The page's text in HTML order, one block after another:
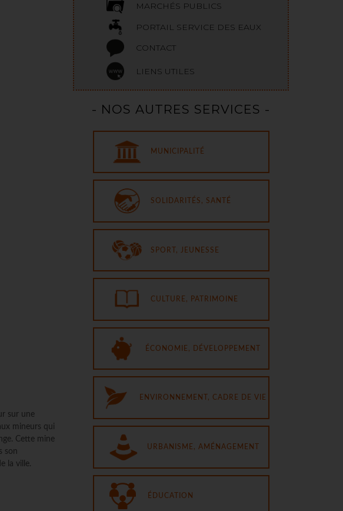
sur une
mineurs qui
Cette mine
son
la ville.
MARCHÉS PUBLICS
PORTAIL SERVICE DES EAUX
CONTACT
LIENS UTILES
- NOS AUTRES SERVICES -
MUNICIPALITÉ
SOLIDARITÉS, SANTÉ
SPORT, JEUNESSE
CULTURE, PATRIMOINE
ÉCONOMIE, DÉVELOPPEMENT
ENVIRONNEMENT, CADRE DE VIE
URBANISME, AMÉNAGEMENT
ÉDUCATION